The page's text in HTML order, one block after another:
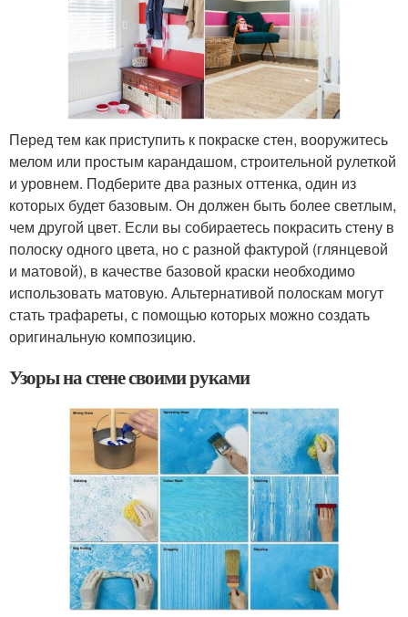
Перед тем как приступить к покраске стен, вооружитесь
мелом или простым карандашом, строительной рулеткой
и уровнем. Подберите два разных оттенка, один из
которых будет базовым. Он должен быть более светлым,
чем другой цвет. Если вы собираетесь покрасить стену в
полоску одного цвета, но с разной фактурой (глянцевой
и матовой), в качестве базовой краски необходимо
использовать матовую. Альтернативой полоскам могут
стать трафареты, с помощью которых можно создать
оригинальную композицию.
Узоры на стене своими руками